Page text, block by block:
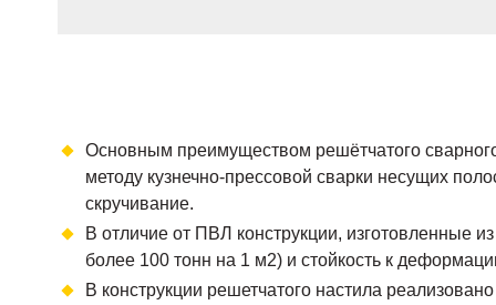
Основным преимуществом решётчатого
методу кузнечно-прессовой сварки несущих
скручивание.
В отличие от ПВЛ конструкции, изготовленные
более 100 тонн на 1 м2) и стойкость к
В конструкции решетчатого настила